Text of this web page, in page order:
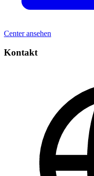
Center ansehen
Kontakt